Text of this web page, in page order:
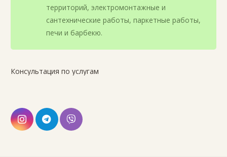
территорий, электромонтажные и
сантехнические работы, паркетные работы,
печи и барбекю.
Консультация по услугам